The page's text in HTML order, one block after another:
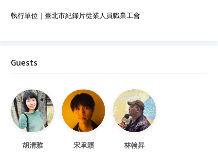
執行單位｜臺北市紀錄片從業人員職業工會
Guests
胡清雅 宋承穎 林翰昇